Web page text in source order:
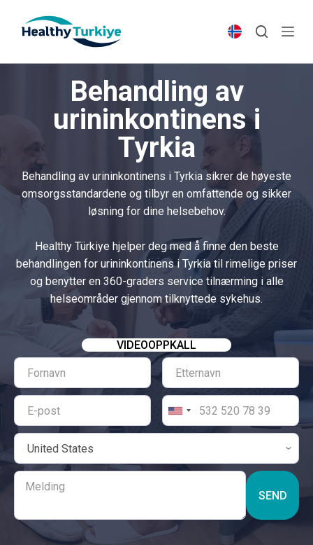
p
Behandling av
urininkontinens i
Tyrkia
Behandling av urininkontinens i Tyrkia sikrer de høyeste
omsorgsstandardene og tilbyr en omfattende og sikker
løsning for dine helsebehov.
Healthy Türkiye hjelper deg med å finne den beste
behandlingen for urininkontinens i Tyrkia til rimelige priser
og benytter en 360-graders service tilnærming i alle
helseområder gjennom tilknyttede sykehus.
VIDEOOPPKALL
SEND